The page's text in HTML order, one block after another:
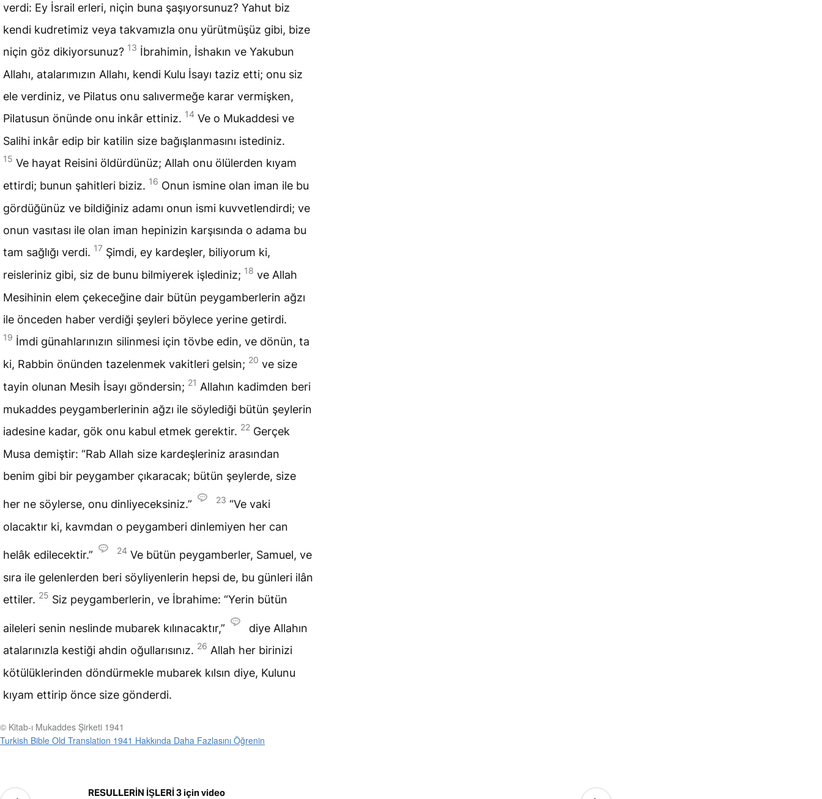
verdi: Ey İsrail erleri, niçin buna şaşıyorsunuz? Yahut biz
kendi kudretimiz veya takvamızla onu yürütmüşüz gibi, bize
niçin göz dikiyorsunuz? 13 İbrahimin, İshakın ve Yakubun
Allahı, atalarımızın Allahı, kendi Kulu İsayı taziz etti; onu siz
ele verdiniz, ve Pilatus onu salıvermeğe karar vermişken,
Pilatusun önünde onu inkâr ettiniz. 14 Ve o Mukaddesi ve
Salihi inkâr edip bir katilin size bağışlanmasını istediniz.
15 Ve hayat Reisini öldürdünüz; Allah onu ölülerden kıyam
ettirdi; bunun şahitleri biziz. 16 Onun ismine olan iman ile bu
gördüğünüz ve bildiğiniz adamı onun ismi kuvvetlendirdi; ve
onun vasıtası ile olan iman hepinizin karşısında o adama bu
tam sağlığı verdi. 17 Şimdi, ey kardeşler, biliyorum ki,
reisleriniz gibi, siz de bunu bilmiyerek işlediniz; 18 ve Allah
Mesihinin elem çekeceğine dair bütün peygamberlerin ağzı
ile önceden haber verdiği şeyleri böylece yerine getirdi.
19 İmdi günahlarınızın silinmesi için tövbe edin, ve dönün, ta
ki, Rabbin önünden tazelenmek vakitleri gelsin; 20 ve size
tayin olunan Mesih İsayı göndersin; 21 Allahın kadimden beri
mukaddes peygamberlerinin ağzı ile söylediği bütün şeylerin
iadesine kadar, gök onu kabul etmek gerektir. 22 Gerçek
Musa demiştir: “Rab Allah size kardeşleriniz arasından
benim gibi bir peygamber çıkaracak; bütün şeylerde, size
her ne söylerse, onu dinliyeceksiniz.” 23 “Ve vaki
olacaktır ki, kavmdan o peygamberi dinlemiyen her can
helâk edilecektir.” 24 Ve bütün peygamberler, Samuel, ve
sıra ile gelenlerden beri söyliyenlerin hepsi de, bu günleri ilân
ettiler. 25 Siz peygamberlerin, ve İbrahime: “Yerin bütün
aileleri senin neslinde mubarek kılınacaktır,”
diye Allahın
atalarınızla kestiği ahdin oğullarısınız. 26 Allah her birinizi
kötülüklerinden döndürmekle mubarek kılsın diye, Kulunu
kıyam ettirip önce size gönderdi.
© Kitab-ı Mukaddes Şirketi 1941
Turkish Bible Old Translation 1941 Hakkında Daha Fazlasını Öğrenin
RESULLERİN İŞLERİ 3 için video